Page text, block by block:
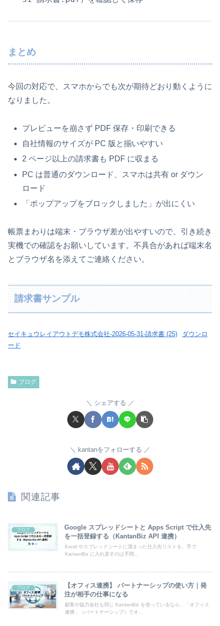
まとめ
今回の対応で、スマホからでも次が期待どおり動くように
なりました。
プレビューを崩さず PDF 保存・印刷できる
自社情報のサイズが PC 版と揃いやすい
2 ページ以上の請求書も PDF に収まる
PC は普通のダウンロード、スマホは共有 or ダウン
ロード
「ポップアップをブロックしました」が出にくい
帳票まわりは端末・ブラウザ差が出やすいので、引き続き
実機での確認をお願いしています。不具合があれば端末名
とブラウザ名を添えてご連絡ください。
請求書サンプル
セイキュウレイアウトデモ株式会社-2026-05-31-請求書 (25)
ダウンロ
ード
ブログ
シェアする
kantanをフォローする
関連記事
ブログ
Google スプレッドシートと Apps Script で仕入先
を一括登録する（KantanBiz API 連携）
Excel やスプレッドシートに溜まった仕入先リストを、手で
KantanBiz に入れ直すのは手間...
ブログ
【オフィス連携】 パートナーシップの使い方｜発
注が相手の仕事になる
顧客や協力会社も同じ KantanBiz を使っているなら、「オフィス
連携」（パートナーシップ）でオ...